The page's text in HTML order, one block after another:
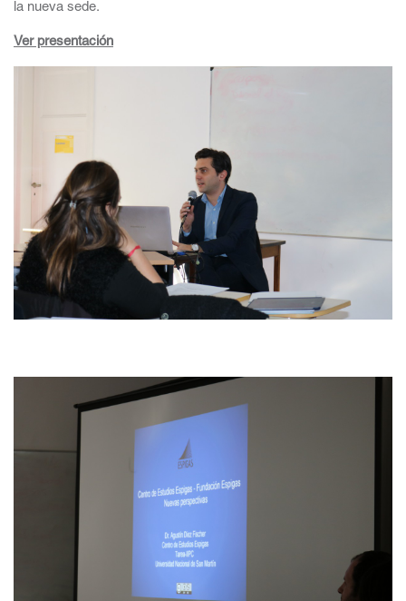
la nueva sede.
Ver presentación